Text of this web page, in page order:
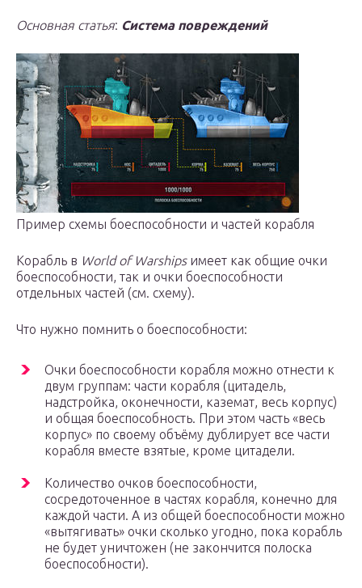
Основная статья: Система повреждений
Пример схемы боеспособности и частей корабля
Корабль в World of Warshipsимеет как общие очки
боеспособности, так и очки боеспособности
отдельных частей (см. схему).
Что нужно помнить о боеспособности:
Очки боеспособности корабля можно отнести к
двум группам: части корабля (цитадель,
надстройка, оконечности, каземат, весь корпус)
и общая боеспособность. При этом часть «весь
корпус» по своему объёму дублирует все части
корабля вместе взятые, кроме цитадели.
Количество очков боеспособности,
сосредоточенное в частях корабля, конечно для
каждой части. А из общей боеспособности можно
«вытягивать» очки сколько угодно, пока корабль
не будет уничтожен (не закончится полоска
боеспособности).